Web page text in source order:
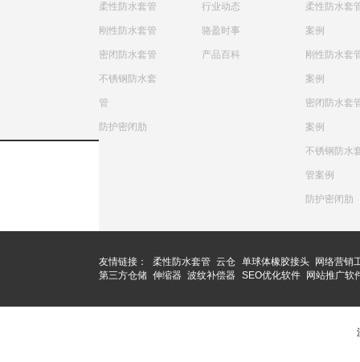
柔性防水套管
刚性防水套管
密闭防水套管
不锈钢防水套
管
防护密闭肋
行业动态
骆盈时事
产品百科
柔性防水套
案例
刚性防水套
案例
密闭防水套
案例
不锈钢防水
管案例
防护密闭肋
友情链接： 柔性防水套管 云仓 单球体橡胶接头
网络营销
第三方仓储 伸缩器 波纹补偿器 SEO优化软件 网站推广软